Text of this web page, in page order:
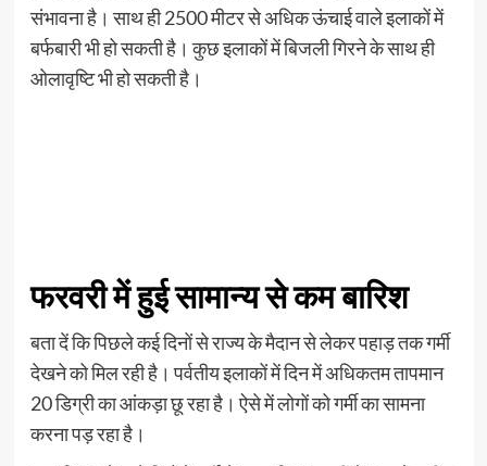
संभावना है। साथ ही 2500 मीटर से अधिक ऊंचाई वाले इलाकों में
बर्फबारी भी हो सकती है। कुछ इलाकों में बिजली गिरने के साथ ही
ओलावृष्टि भी हो सकती है।
फरवरी में हुई सामान्य से कम बारिश
बता दें कि पिछले कई दिनों से राज्य के मैदान से लेकर पहाड़ तक गर्मी
देखने को मिल रही है। पर्वतीय इलाकों में दिन में अधिकतम तापमान
20 डिग्री का आंकड़ा छू रहा है। ऐसे में लोगों को गर्मी का सामना
करना पड़ रहा है।